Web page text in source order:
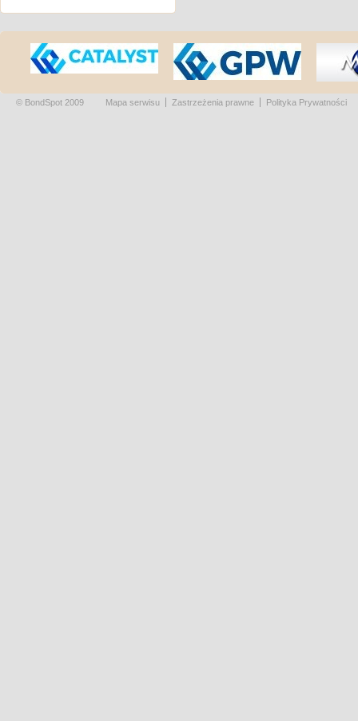
© BondSpot 2009 Mapa serwisu Zastrzeżenia prawne Polityka Prywatności